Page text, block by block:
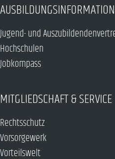
Jugend- und
Hochschulen
Jobkompass
MITGLIEDSCHAFT & SERVICE
Rechtsschutz
Vorsorgewerk
Vorteilswelt